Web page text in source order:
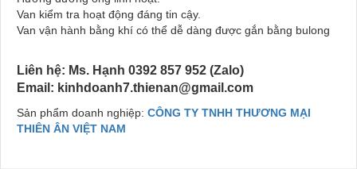
Van kiểm tra hoạt động đáng tin cậy.
Van vận hành bằng khí có thể dễ dàng được gắn bằng bulong
Liên hệ: Ms. Hạnh 0392 857 952 (Zalo)
Email: kinhdoanh7.thienan@gmail.com
Sản phẩm doanh nghiệp: CÔNG TY TNHH THƯƠNG MẠI
THIÊN ÂN VIỆT NAM